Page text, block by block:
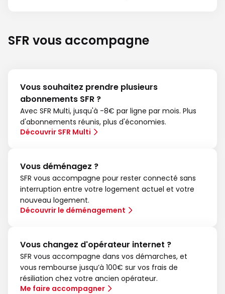
SFR vous accompagne
Vous souhaitez prendre plusieurs
abonnements SFR ?
Avec SFR Multi, jusqu'à -8€ par ligne par mois. Plus
d'abonnements réunis, plus d'économies.
Découvrir SFR Multi
Vous déménagez ?
SFR vous accompagne pour rester connecté sans
interruption entre votre logement actuel et votre
nouveau logement.
Découvrir le déménagement
Vous changez d'opérateur internet ?
SFR vous accompagne dans vos démarches, et
vous rembourse jusqu’à 100€ sur vos frais de
résiliation chez votre ancien opérateur.
Me faire accompagner